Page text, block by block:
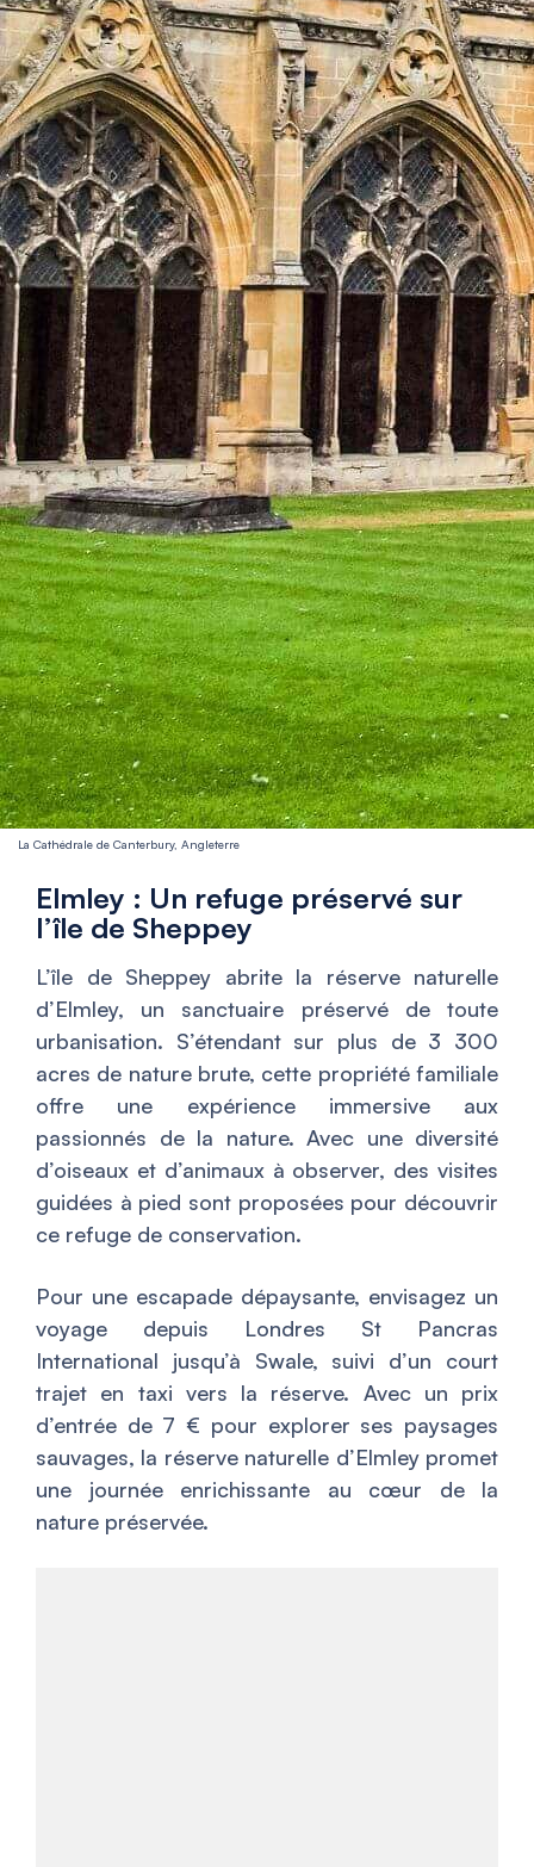
La Cathédrale de Canterbury, Angleterre
Elmley : Un refuge préservé sur
l’île de Sheppey
L’île de Sheppey abrite la réserve naturelle
d’Elmley, un sanctuaire préservé de toute
urbanisation. S’étendant sur plus de 3 300
acres de nature brute, cette propriété familiale
offre une expérience immersive aux
passionnés de la nature. Avec une diversité
d’oiseaux et d’animaux à observer, des visites
guidées à pied sont proposées pour découvrir
ce refuge de conservation.
Pour une escapade dépaysante, envisagez un
voyage depuis Londres St Pancras
International jusqu’à Swale, suivi d’un court
trajet en taxi vers la réserve. Avec un prix
d’entrée de 7 € pour explorer ses paysages
sauvages, la réserve naturelle d’Elmley promet
une journée enrichissante au cœur de la
nature préservée.